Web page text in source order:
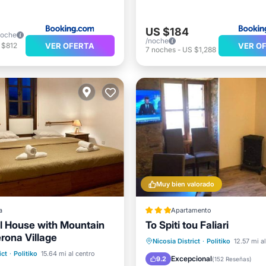
$812 VER OFERTA
US $184
/noche
7 noches- US $1,288 VER
House with Mountain
Village
· Politiko 15.64 mi al centro
mar
Aparcamiento
Muy bien valorado
Apartamento
To Spiti tou Faliari
Nicosia District · Politiko 12.57 mi
9.2 Excepcional(152 Reseñas)
Aparcamiento
Vistas
Aire acondicionado